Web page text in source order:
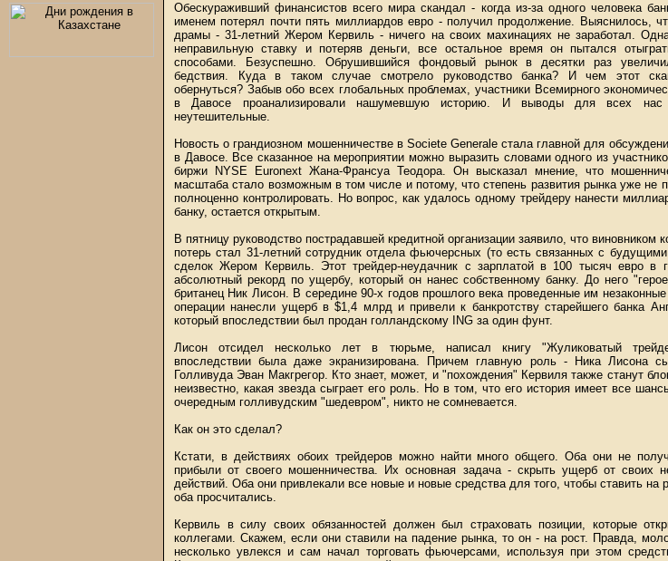
Обескураживший финансистов всего мира скандал - когда из-за одного человека
именем потерял почти пять миллиардов евро - получил продолжение. Выяснилось,
драмы - 31-летний Жером Кервиль - ничего на своих махинациях не заработал.
неправильную ставку и потеряв деньги, все остальное время он пытался
способами. Безуспешно. Обрушившийся фондовый рынок в десятки раз
бедствия. Куда в таком случае смотрело руководство банка? И чем этот
обернуться? Забыв обо всех глобальных проблемах, участники Всемирного
в Давосе проанализировали нашумевшую историю. И выводы для всех нас
неутешительные.
Новость о грандиозном мошенничестве в Societe Generale стала главной для
в Давосе. Все сказанное на мероприятии можно выразить словами одного из
биржи NYSE Euronext Жана-Франсуа Теодора. Он высказал мнение, что
масштаба стало возможным в том числе и потому, что степень развития рынка уже не
полноценно контролировать. Но вопрос, как удалось одному трейдеру нанести
банку, остается открытым.
В пятницу руководство пострадавшей кредитной организации заявило, что виновником
потерь стал 31-летний сотрудник отдела фьючерсных (то есть связанных с
сделок Жером Кервиль. Этот трейдер-неудачник с зарплатой в 100 тысяч евро в
абсолютный рекорд по ущербу, который он нанес собственному банку. До него
британец Ник Лисон. В середине 90-х годов прошлого века проведенные им незаконные
операции нанесли ущерб в $1,4 млрд и привели к банкротству старейшего банка
который впоследствии был продан голландскому ING за один фунт.
Лисон отсидел несколько лет в тюрьме, написал книгу "Жуликоватый
впоследствии была даже экранизирована. Причем главную роль - Ника Лисона
Голливуда Эван Макгрегор. Кто знает, может, и "похождения" Кервиля также станут
неизвестно, какая звезда сыграет его роль. Но в том, что его история имеет все
очередным голливудским "шедевром", никто не сомневается.
Как он это сделал?
Кстати, в действиях обоих трейдеров можно найти много общего. Оба они не
прибыли от своего мошенничества. Их основная задача - скрыть ущерб от своих
действий. Оба они привлекали все новые и новые средства для того, чтобы ставить на
оба просчитались.
Кервиль в силу своих обязанностей должен был страховать позиции, которые
коллегами. Скажем, если они ставили на падение рынка, то он - на рост. Правда,
несколько увлекся и сам начал торговать фьючерсами, используя при этом